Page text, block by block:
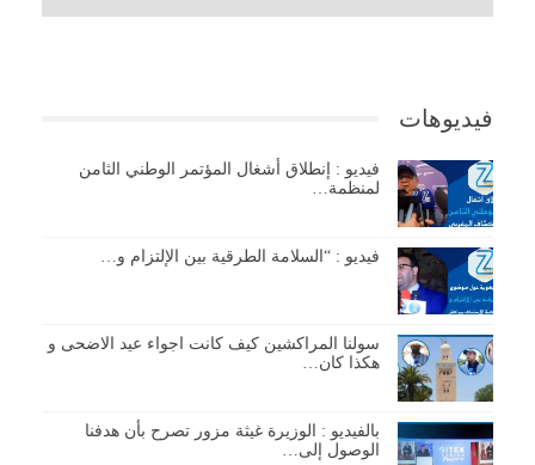
فيديوهات
فيديو : إنطلاق أشغال المؤتمر الوطني الثامن
لمنظمة…
فيديو : “السلامة الطرقية بين الإلتزام و…
سولنا المراكشين كيف كانت اجواء عيد الاضحى و
هكذا كان…
بالفيديو : الوزيرة غيثة مزور تصرح بأن هدفنا
الوصول إلى…